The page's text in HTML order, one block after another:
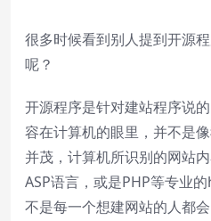
很多时候看到别人提到开源
呢？
开源程序是针对建站程序说
容在计算机的眼里，并不是
并茂，计算机所识别的网站
ASP语言，或是PHP等专业
不是每一个想建网站的人都